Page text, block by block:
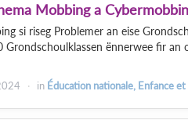
Mobbing a
si riseg Problemer an eise
ënnerwee fir an
in Éducation nationale, Enfance et